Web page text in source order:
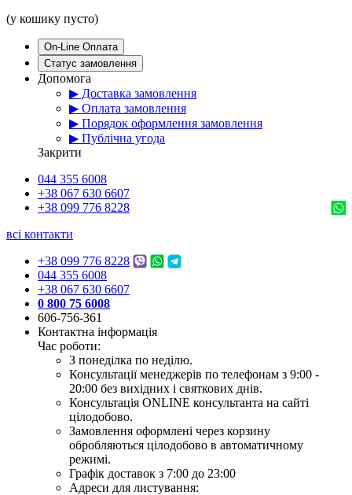
(у кошику пусто)
On-Line Оплата
Статус замовлення
Допомога
▶ Доставка замовлення
▶ Оплата замовлення
▶ Порядок оформлення замовлення
▶ Публічна угода
Закрити
044 355 6008
+38 067 630 6607
+38 099 776 8228
всі контакти
+38 099 776 8228
044 355 6008
+38 067 630 6607
0 800 75 6008
606-756-361
Контактна інформація
Час роботи:
З понеділка по неділю.
Консультації менеджерів по телефонам з 9:00 -
20:00 без вихідних і святкових днів.
Консультація ONLINE консультанта на сайті
цілодобово.
Замовлення оформлені через корзину
обробляються цілодобово в автоматичному
режимі.
Графік доставок з 7:00 до 23:00
Адреси для листування: